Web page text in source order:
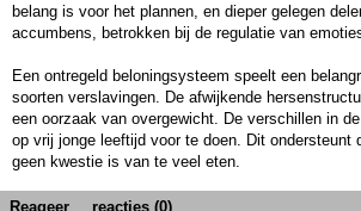
belang is voor het plannen, en dieper gelegen
accumbens, betrokken bij de regulatie van
Een ontregeld beloningsysteem speelt een
soorten verslavingen. De afwijkende
een oorzaak van overgewicht. De verschillen in
op vrij jonge leeftijd voor te doen. Dit ondersteunt
geen kwestie is van te veel eten.
Reageer
reacties (0)